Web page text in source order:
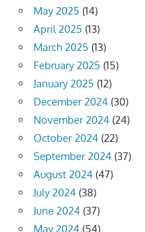
May 2025 (14)
April 2025 (13)
March 2025 (13)
February 2025 (15)
January 2025 (12)
December 2024 (30)
November 2024 (24)
October 2024 (22)
September 2024 (37)
August 2024 (47)
July 2024 (38)
June 2024 (37)
May 2024 (54)